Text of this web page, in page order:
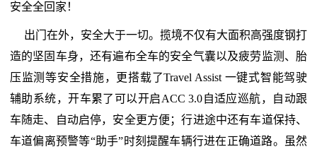
安全全回家！
出门在外，安全大于一切。揽境不仅有大面积高强度钢打
造的坚固车身，还有遍布全车的安全气囊以及疲劳监测、胎
压监测等安全措施，更搭载了Travel Assist 一键式智能驾驶
辅助系统，开车累了可以开启ACC 3.0自适应巡航，自动跟
车随走、自动启停，安全更方便；行进途中还有车道保持、
车道偏离预警等“助手”时刻提醒车辆行进在正确道路。虽然